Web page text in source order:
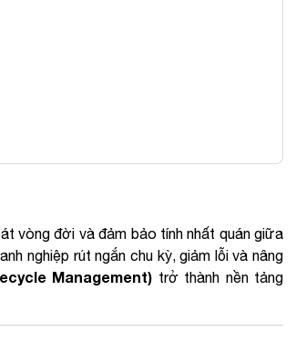
vòng đời và đảm bảo tính nhất quán giữa
nghiệp rút ngắn chu kỳ, giảm lỗi và nâng
Management) trở thành nền tảng